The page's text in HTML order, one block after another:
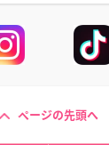
ページの先頭へ